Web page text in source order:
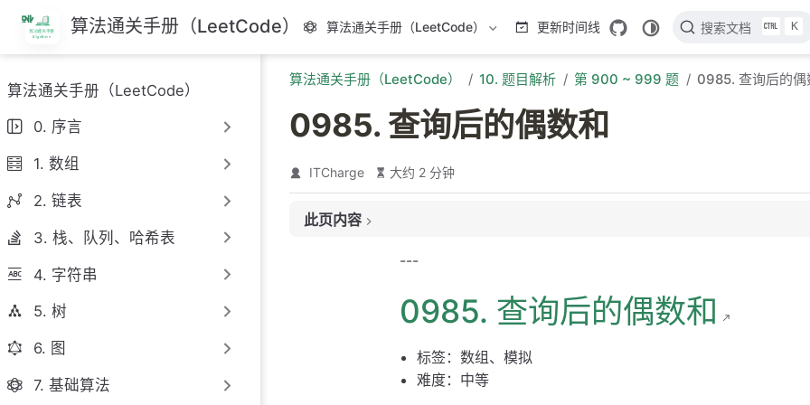
跳
至
主
要
內
容
算法通关手册（LeetCode） 算法通关手册（LeetCode） 更新时间线 搜索文档 K
算法通关手册（LeetCode）
0. 序言
1. 数组
2. 链表
3. 栈、队列、哈希表
4. 字符串
5. 树
6. 图
7. 基础算法
算法通关手册（LeetCode） 10. 题目解析 第 900 ~ 999 题 0985. 查询后的偶
0985. 查询后的偶数和
ITCharge 大约 2 分钟
此页内容
---
0985. 查询后的偶数和
标签：数组、模拟
难度：中等